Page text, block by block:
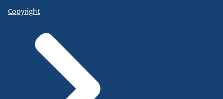
Copyright